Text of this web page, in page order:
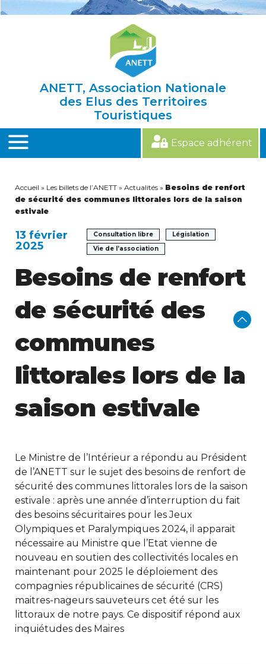
ANETT, Association Nationale
des Elus des Territoires
Touristiques
MENU
Espace adhérent
Accueil » Les billets de l’ANETT » Actualités » Besoins de renfort
de sécurité des communes littorales lors de la saison
estivale
13 février
2025
Consultation libre
Législation
Vie de l’association
Besoins de renfort
de sécurité des
communes
littorales lors de la
saison estivale
Le Ministre de l’Intérieur a répondu au Président
de l’ANETT sur le sujet des besoins de renfort de
sécurité des communes littorales lors de la saison
estivale : après une année d’interruption du fait
des besoins sécuritaires pour les Jeux
Olympiques et Paralympiques 2024, il apparait
nécessaire au Ministre que l’Etat vienne de
nouveau en soutien des collectivités locales en
maintenant pour 2025 le déploiement des
compagnies républicaines de sécurité (CRS)
maitres-nageurs sauveteurs cet été sur les
littoraux de notre pays. Ce dispositif répond aux
inquiétudes des Maires